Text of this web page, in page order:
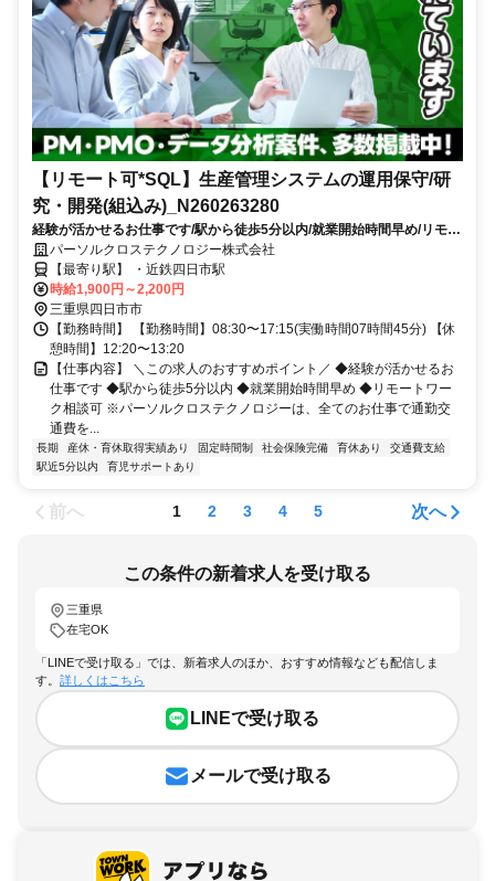
【リモート可*SQL】生産管理システムの運用保守/研
究・開発(組込み)_N260263280
経験が活かせるお仕事です/駅から徒歩5分以内/就業開始時間早め/リモー
トワーク相談可
パーソルクロステクノロジー株式会社
【最寄り駅】 ・近鉄四日市駅
時給1,900円～2,200円
三重県四日市市
【勤務時間】 【勤務時間】08:30〜17:15(実働時間07時間45分) 【休
憩時間】12:20〜13:20
【仕事内容】 ＼この求人のおすすめポイント／ ◆経験が活かせるお
仕事です ◆駅から徒歩5分以内 ◆就業開始時間早め ◆リモートワー
ク相談可 ※パーソルクロステクノロジーは、全てのお仕事で通勤交
通費を...
長期 産休・育休取得実績あり 固定時間制 社会保険完備 育休あり
交通費支給
駅近5分以内
育児サポートあり
前へ 1 2 3 4 5 次へ
この条件の新着求人を受け取る
三重県
在宅OK
「LINEで受け取る」では、新着求人のほか、おすすめ情報なども配信しま
す。 詳しくはこちら
LINEで受け取る
メールで受け取る